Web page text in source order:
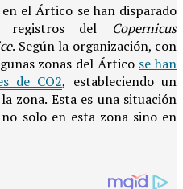
el Ártico se han disparado
registros del Copernicus
. Según la organización, con
zonas del Ártico se han
de CO2, estableciendo un
zona. Esta es una situación
solo en esta zona sino en